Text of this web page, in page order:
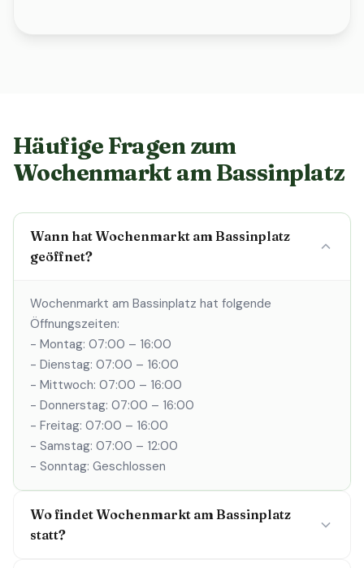
Häufige Fragen zum
Wochenmarkt am Bassinplatz
Wann hat Wochenmarkt am Bassinplatz
geöffnet?
Wochenmarkt am Bassinplatz hat folgende
Öffnungszeiten:
- Montag: 07:00 – 16:00
- Dienstag: 07:00 – 16:00
- Mittwoch: 07:00 – 16:00
- Donnerstag: 07:00 – 16:00
- Freitag: 07:00 – 16:00
- Samstag: 07:00 – 12:00
- Sonntag: Geschlossen
Wo findet Wochenmarkt am Bassinplatz
statt?